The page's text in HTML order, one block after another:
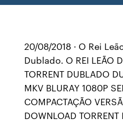
20/08/2018 · O Rei
Dublado. O REI LEÃO
TORRENT DUBLADO
MKV BLURAY 1080P
COMPACTAÇÃO
DOWNLOAD